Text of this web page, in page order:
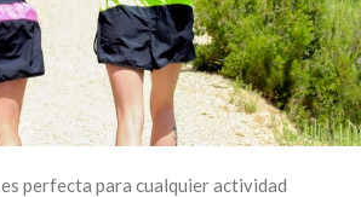
es perfecta para cualquier actividad